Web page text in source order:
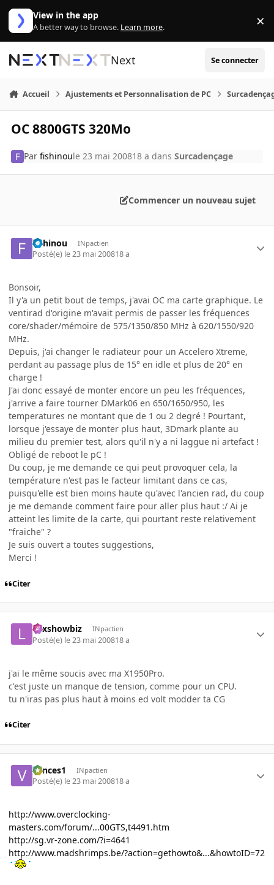
Aller au contenu
View in the app
A better way to browse. Learn more. ×
Next Se connecter
Accueil Ajustements et Personnalisation de PC
OC 8800GTS 320Mo
Parfishinoule 23 mai 200818 a dansSurcadençage
Commencer un nouveau sujet
fishinou INpactien
Posté(e) le 23 mai 200818 a
Bonsoir,
Il y'a un petit bout de temps, j'avai OC ma carte graphique. Le
ventirad d'origine m'avait permis de passer les fréquences
core/shader/mémoire de 575/1350/850 MHz à 620/1550/920
MHz.
Depuis, j'ai changer le radiateur pour un Accelero Xtreme,
perdant au passage plus de 15° en idle et plus de 20° en
charge !
J'ai donc essayé de monter encore un peu les fréquences,
j'arrive a faire tourner DMark06 en 650/1650/950, les
temperatures ne montant que de 1 ou 2 degré ! Pourtant,
lorsque j'essaye de monter plus haut, 3Dmark plante au
milieu du premier test, alors qu'il n'y a ni laggue ni artefact !
Obligé de reboot le pC !
Du coup, je me demande ce qui peut provoquer cela, la
température n'est pas le facteur limitant dans ce cas,
puisqu'elle est bien moins haute qu'avec l'ancien rad, du coup
je me demande comment faire pour aller plus haut :/ Ai je
atteint les limite de la carte, qui pourtant reste relativement
"fraiche" ?
Je suis ouvert a toutes suggestions,
Merci !
Citer
Lexshowbiz INpactien
Posté(e) le 23 mai 200818 a
j'ai le même soucis avec ma X1950Pro.
c'est juste un manque de tension, comme pour un CPU.
tu n'iras pas plus haut à moins ed volt modder ta CG
Citer
vances1 INpactien
Posté(e) le 23 mai 200818 a
http://www.overclocking-
masters.com/forum/...00GTS,t4491.htm
http://sg.vr-zone.com/?i=4641
http://www.madshrimps.be/?action=gethowto&...&howtoID=72